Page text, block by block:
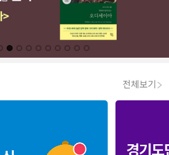
전체보기